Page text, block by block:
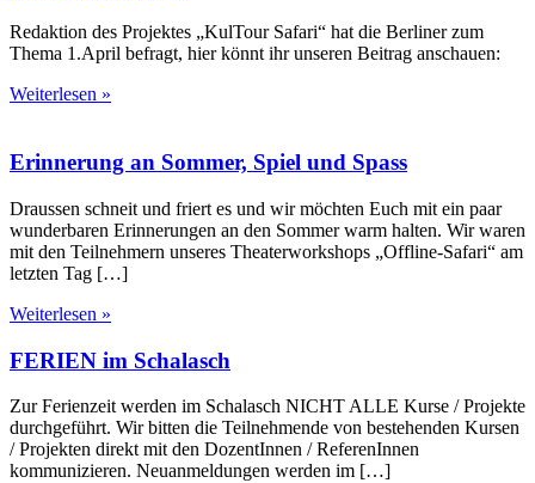
Redaktion des Projektes „KulTour Safari“ hat die Berliner zum
Thema 1.April befragt, hier könnt ihr unseren Beitrag anschauen:
Weiterlesen »
Erinnerung an Sommer, Spiel und Spass
Draussen schneit und friert es und wir möchten Euch mit ein paar
wunderbaren Erinnerungen an den Sommer warm halten. Wir waren
mit den Teilnehmern unseres Theaterworkshops „Offline-Safari“ am
letzten Tag […]
Weiterlesen »
FERIEN im Schalasch
Zur Ferienzeit werden im Schalasch NICHT ALLE Kurse / Projekte
durchgeführt. Wir bitten die Teilnehmende von bestehenden Kursen
/ Projekten direkt mit den DozentInnen / ReferenInnen
kommunizieren. Neuanmeldungen werden im […]